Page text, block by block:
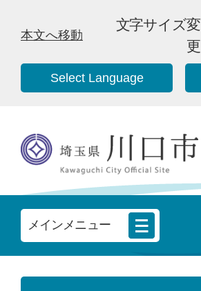
本文へ移動
文字サイズ変
更
Select Language
メインメニュー